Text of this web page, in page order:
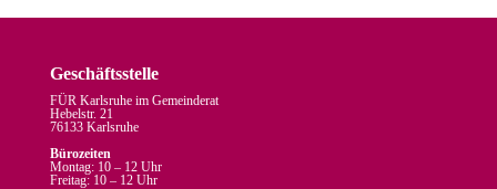
Geschäftsstelle
FÜR Karlsruhe im Gemeinderat
Hebelstr. 21
76133 Karlsruhe
Bürozeiten
Montag: 10 – 12 Uhr
Freitag: 10 – 12 Uhr